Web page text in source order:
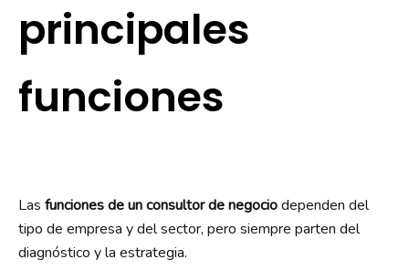
principales
funciones
Las funciones de un consultor de negociodependen del
tipo de empresa y del sector, pero siempre parten del
diagnóstico y la estrategia.